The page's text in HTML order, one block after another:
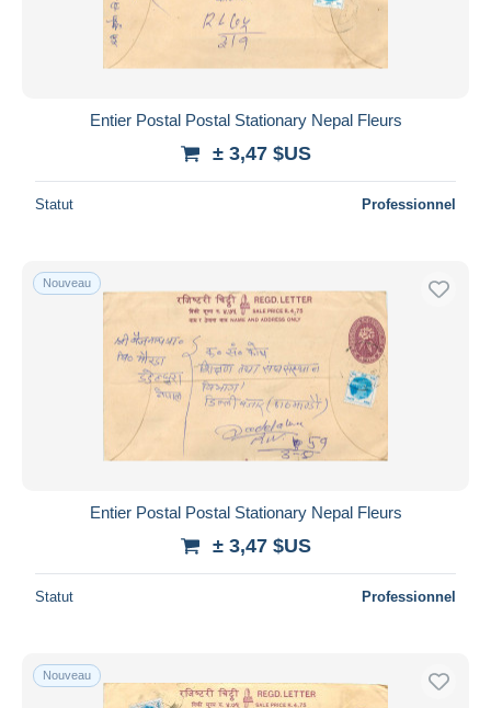
Entier Postal Postal Stationary Nepal Fleurs
± 3,47 $US
Statut Professionnel
Nouveau
Entier Postal Postal Stationary Nepal Fleurs
± 3,47 $US
Statut Professionnel
Nouveau